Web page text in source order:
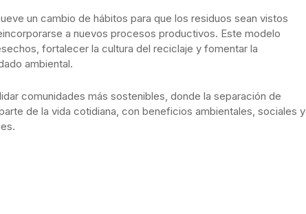
un cambio de hábitos para que los residuos sean vistos
a nuevos procesos productivos. Este modelo
fortalecer la cultura del reciclaje y fomentar la
ambiental.
comunidades más sostenibles, donde la separación de
de la vida cotidiana, con beneficios ambientales, sociales y